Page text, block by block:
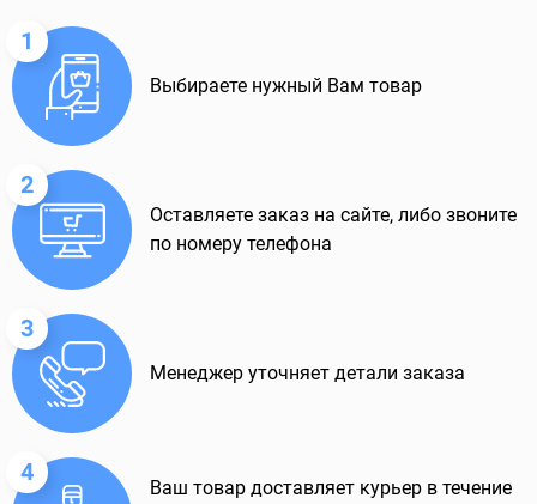
1
Выбираете нужный Вам товар
2
Оставляете заказ на сайте, либо звоните
по номеру телефона
3
Менеджер уточняет детали заказа
4
Ваш товар доставляет курьер в течение